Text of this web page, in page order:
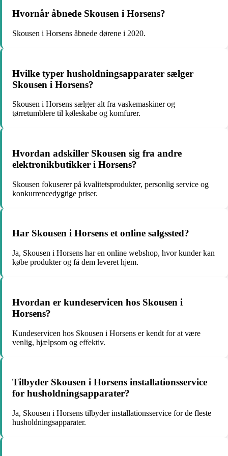
Hvornår åbnede Skousen i Horsens?
Skousen i Horsens åbnede dørene i 2020.
Hvilke typer husholdningsapparater sælger
Skousen i Horsens?
Skousen i Horsens sælger alt fra vaskemaskiner og
tørretumblere til køleskabe og komfurer.
Hvordan adskiller Skousen sig fra andre
elektronikbutikker i Horsens?
Skousen fokuserer på kvalitetsprodukter, personlig service og
konkurrencedygtige priser.
Har Skousen i Horsens et online salgssted?
Ja, Skousen i Horsens har en online webshop, hvor kunder kan
købe produkter og få dem leveret hjem.
Hvordan er kundeservicen hos Skousen i
Horsens?
Kundeservicen hos Skousen i Horsens er kendt for at være
venlig, hjælpsom og effektiv.
Tilbyder Skousen i Horsens installationsservice
for husholdningsapparater?
Ja, Skousen i Horsens tilbyder installationsservice for de fleste
husholdningsapparater.